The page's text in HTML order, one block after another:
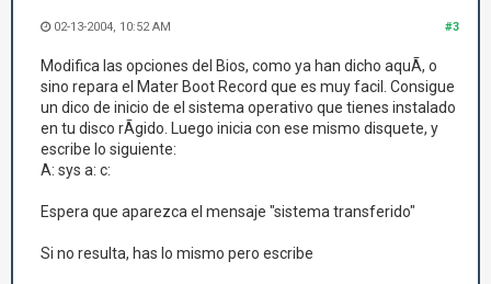
#3
02-13-2004, 10:52 AM
Modifica las opciones del Bios, como ya han dicho aquÃ­, o
sino repara el Mater Boot Record que es muy facil. Consigue
un dico de inicio de el sistema operativo que tienes instalado
en tu disco rÃ­gido. Luego inicia con ese mismo disquete, y
escribe lo siguiente:
A: sys a: c:
Espera que aparezca el mensaje "sistema transferido"
Si no resulta, has lo mismo pero escribe